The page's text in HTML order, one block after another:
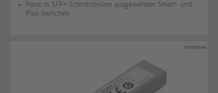
Passt in SFP+-Schnittstellen ausgewählter Smart- und
Plus-Switches